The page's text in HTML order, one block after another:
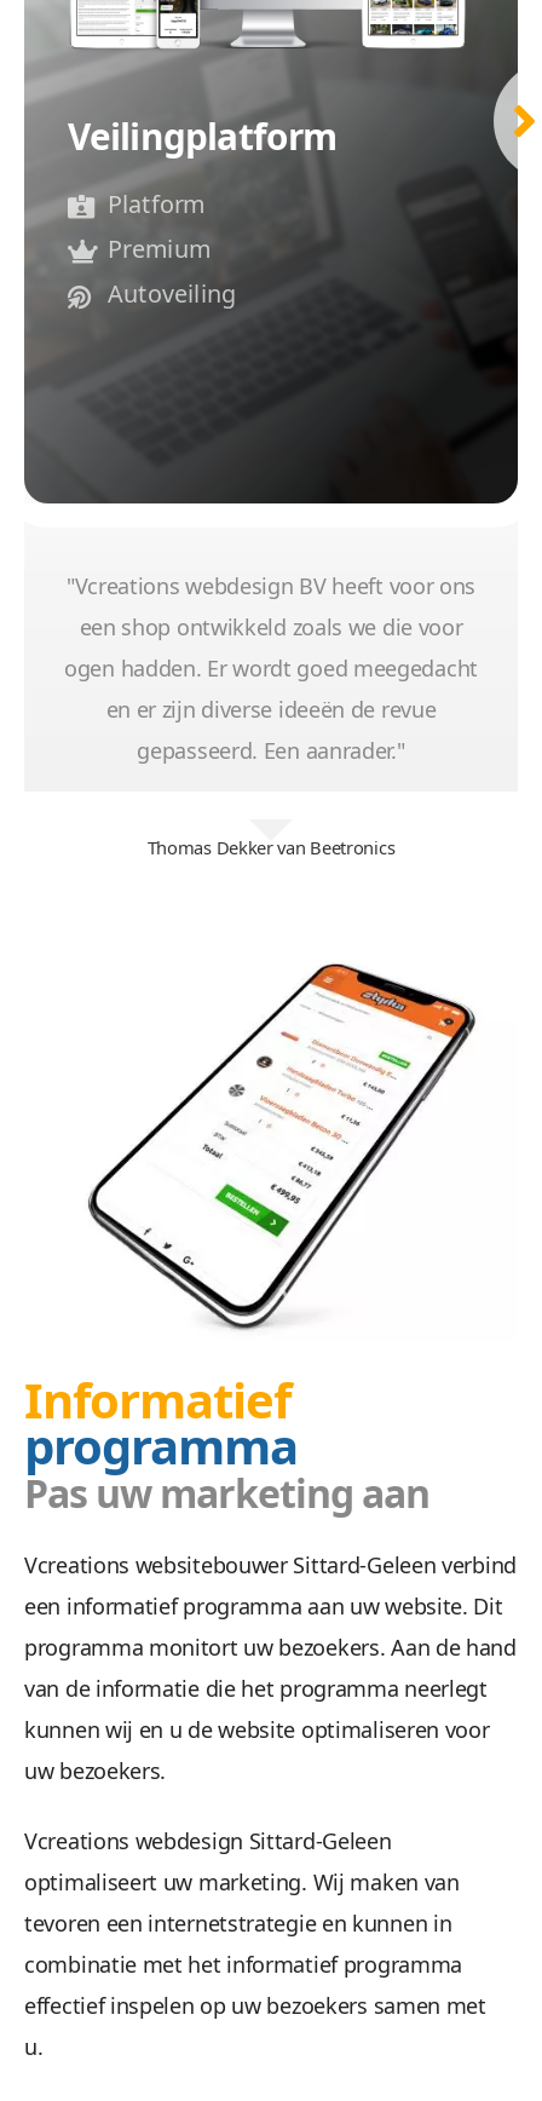
Veilingplatform
Platform
Premium
Autoveiling
"Vcreations webdesign BV heeft voor ons
een shop ontwikkeld zoals we die voor
ogen hadden. Er wordt goed meegedacht
en er zijn diverse ideeën de revue
gepasseerd. Een aanrader."
Thomas Dekker van Beetronics
Informatief
programma
Pas uw marketing aan
Vcreations websitebouwer Sittard-Geleen verbind
een informatief programma aan uw website. Dit
programma monitort uw bezoekers. Aan de hand
van de informatie die het programma neerlegt
kunnen wij en u de website optimaliseren voor
uw bezoekers.
Vcreations webdesign Sittard-Geleen
optimaliseert uw marketing. Wij maken van
tevoren een internetstrategie en kunnen in
combinatie met het informatief programma
effectief inspelen op uw bezoekers samen met
u.